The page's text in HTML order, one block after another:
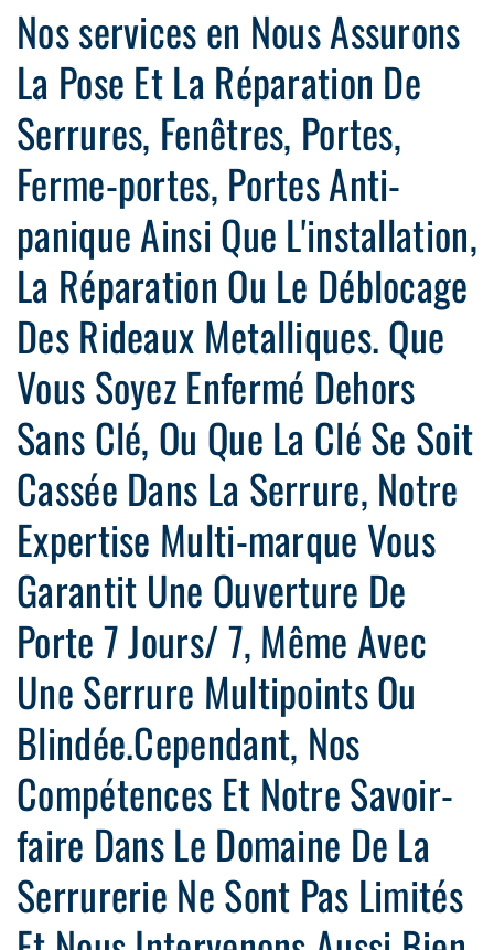
Nos services en Nous Assurons
La Pose Et La Réparation De
Serrures, Fenêtres, Portes,
Ferme-portes, Portes Anti-
panique Ainsi Que L'installation,
La Réparation Ou Le Déblocage
Des Rideaux Metalliques. Que
Vous Soyez Enfermé Dehors
Sans Clé, Ou Que La Clé Se Soit
Cassée Dans La Serrure, Notre
Expertise Multi-marque Vous
Garantit Une Ouverture De
Porte 7 Jours/ 7, Même Avec
Une Serrure Multipoints Ou
Blindée.Cependant, Nos
Compétences Et Notre Savoir-
faire Dans Le Domaine De La
Serrurerie Ne Sont Pas Limités